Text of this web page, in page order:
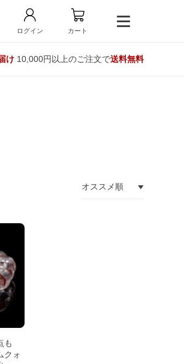
ログイン カート
け10,000円以上のご注文で送料無料
も
クォ